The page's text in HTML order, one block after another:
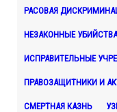
РАСОВАЯ
НЕЗАКОННЫЕ УБИЙСТВА
ИСПРАВИТЕЛЬНЫЕ
ПРАВОЗАЩИТНИКИ И
СМЕРТНАЯ КАЗНЬ